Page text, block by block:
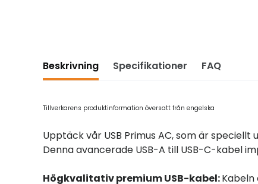
Beskrivning Specifikationer FAQ
Tillverkarens produktinformation översatt från engelska
Upptäck vår USB Primus AC, som är
Denna avancerade USB-A till USB-C-kabel
Högkvalitativ premium USB-kabel: